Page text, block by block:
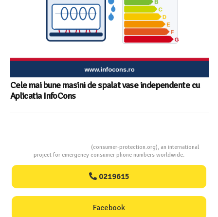
(consumer-protection.org), an international
project for emergency consumer phone numbers worldwide.
0219615
Facebook